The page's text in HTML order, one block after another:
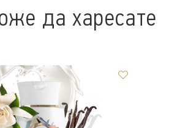
да харесате